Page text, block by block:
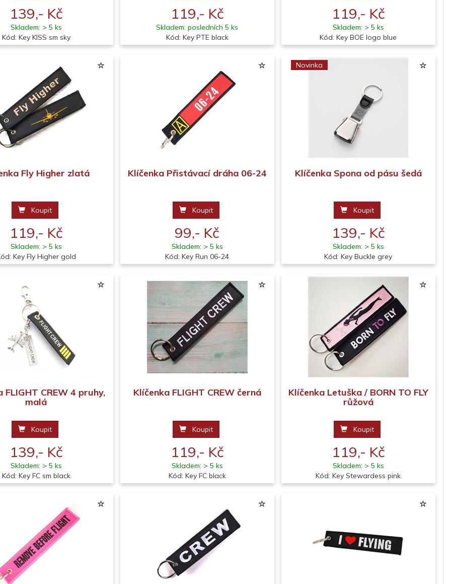
139,- Kč
Skladem: > 5 ks
Kód: Key KISS sm sky
119,- Kč
Skladem: posledních 5 ks
Kód: Key PTE black
119,- Kč
Skladem: > 5 ks
Kód: Key BOE logo blue
Fly Higher zlatá
Koupit
119,- Kč
Skladem: > 5 ks
Key Fly Higher gold
Klíčenka Přistávací dráha 06-24
Koupit
99,- Kč
Skladem: > 5 ks
Kód: Key Run 06-24
Novinka
Klíčenka Spona od pásu šedá
Koupit
139,- Kč
Skladem: > 5 ks
Kód: Key Buckle grey
FLIGHT CREW 4 pruhy,
malá
Koupit
139,- Kč
Skladem: > 5 ks
Kód: Key FC sm black
Klíčenka FLIGHT CREW černá
Koupit
119,- Kč
Skladem: > 5 ks
Kód: Key FC black
Klíčenka Letuška / BORN TO FLY
růžová
Koupit
119,- Kč
Skladem: > 5 ks
Kód: Key Stewardess pink